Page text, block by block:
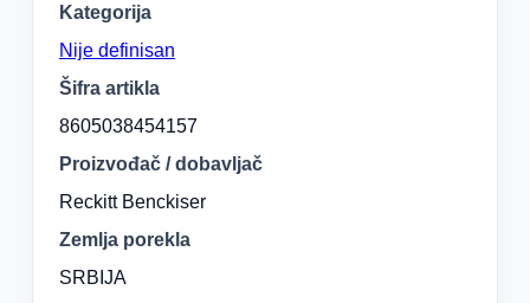
Kategorija
Nije definisan
Šifra artikla
8605038454157
Proizvođač / dobavljač
Reckitt Benckiser
Zemlja porekla
SRBIJA